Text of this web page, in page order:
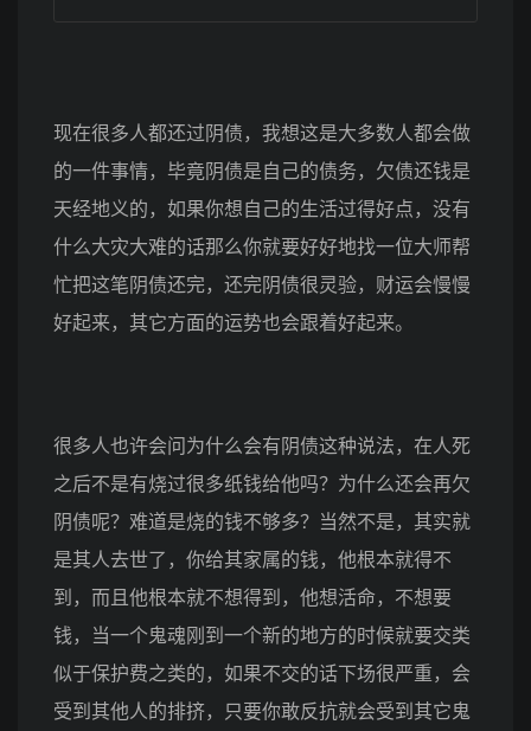
现在很多人都还过阴债，我想这是大多数人都会做
的一件事情，毕竟阴债是自己的债务，欠债还钱是
天经地义的，如果你想自己的生活过得好点，没有
什么大灾大难的话那么你就要好好地找一位大师帮
忙把这笔阴债还完，还完阴债很灵验，财运会慢慢
好起来，其它方面的运势也会跟着好起来。
很多人也许会问为什么会有阴债这种说法，在人死
之后不是有烧过很多纸钱给他吗？为什么还会再欠
阴债呢？难道是烧的钱不够多？当然不是，其实就
是其人去世了，你给其家属的钱，他根本就得不
到，而且他根本就不想得到，他想活命，不想要
钱，当一个鬼魂刚到一个新的地方的时候就要交类
似于保护费之类的，如果不交的话下场很严重，会
受到其他人的排挤，只要你敢反抗就会受到其它鬼